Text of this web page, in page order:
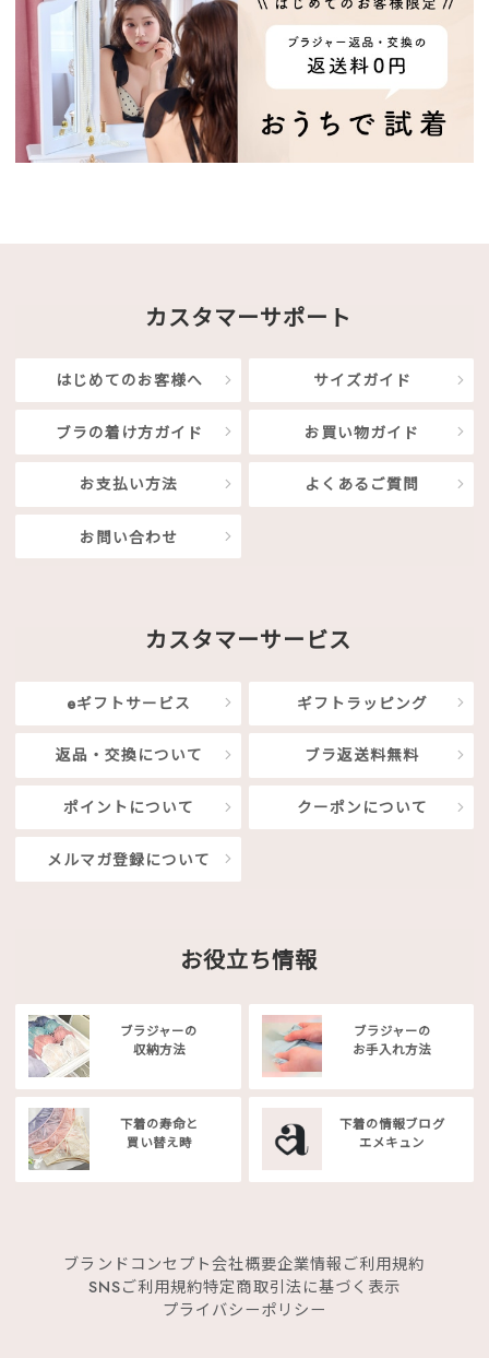
カスタマーサポート
はじめてのお客様へ サイズガイド
ブラの着け方ガイド お買い物ガイド
お支払い方法 よくあるご質問
お問い合わせ
カスタマーサービス
eギフトサービス ギフトラッピング
返品・交換について ブラ返送料無料
ポイントについて クーポンについて
メルマガ登録について
お役立ち情報
ブラジャーの
収納方法
ブラジャーの
お手入れ方法
下着の寿命と
買い替え時
下着の情報ブログ
エメキュン
ブランドコンセプト会社概要企業情報 ご利用規約
SNSご利用規約特定商取引法に基づく表示
プライバシーポリシー